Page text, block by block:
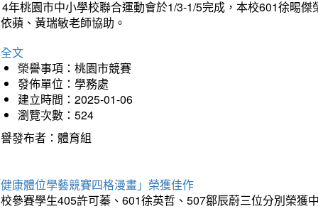
年桃園市中小學校聯合運動會於1/3-1/5完成，本校601徐晹
蘋、黃瑞敏老師協助。
文
榮譽事項：桃園市競賽
發佈單位：學務處
建立時間：2025-01-06
瀏覽次數：524
發布者：體育組
康體位學藝競賽四格漫畫」榮獲佳作
參賽學生405許可蓁、601徐英哲、507鄒辰蔚三位分別榮獲